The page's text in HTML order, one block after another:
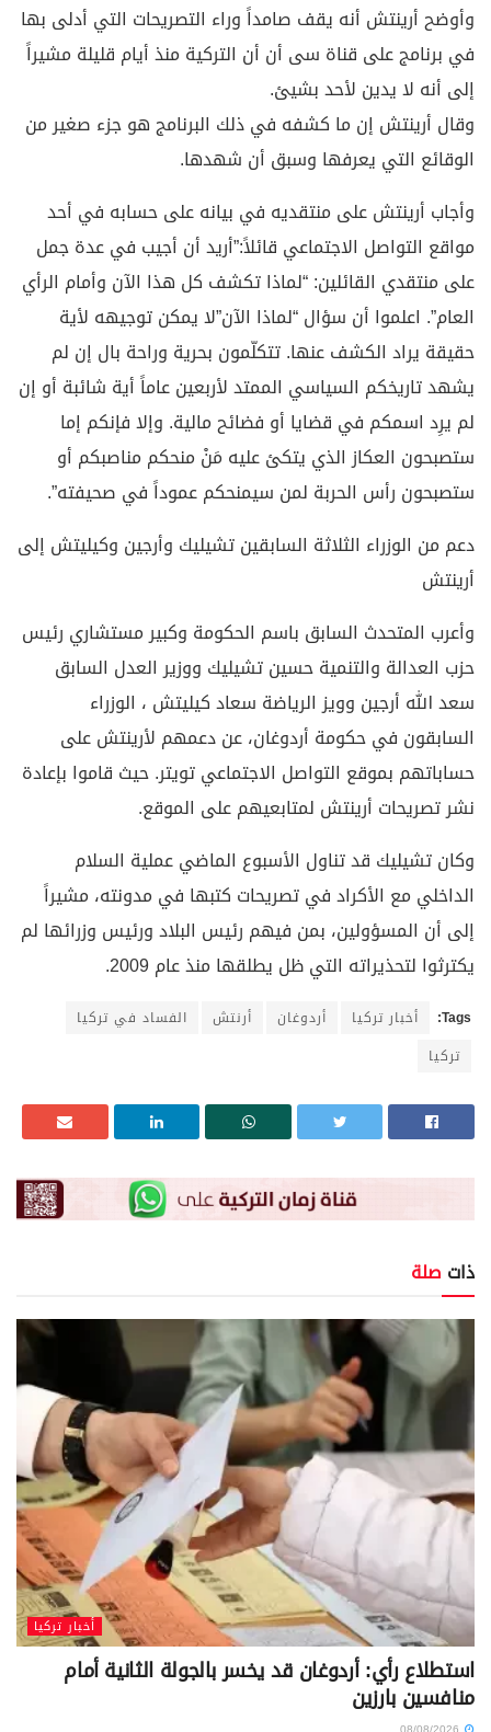
وأوضح أرينتش أنه يقف صامداً وراء التصريحات التي أدلى بها
في برنامج على قناة سى أن أن التركية منذ أيام قليلة مشيراً
إلى أنه لا يدين لأحد بشيئ.
وقال أرينتش إن ما كشفه في ذلك البرنامج هو جزء صغير من
الوقائع التي يعرفها وسبق أن شهدها.
وأجاب أرينتش على منتقديه في بيانه على حسابه في أحد
مواقع التواصل الاجتماعي قائلاً:”أريد أن أجيب في عدة جمل
على منتقدي القائلين: “لماذا تكشف كل هذا الآن وأمام الرأي
العام”. اعلموا أن سؤال “لماذا الآن”لا يمكن توجيهه لأية
حقيقة يراد الكشف عنها. تتكلّمون بحرية وراحة بال إن لم
يشهد تاريخكم السياسي الممتد لأربعين عاماً أية شائبة أو إن
لم يرِد اسمكم في قضايا أو فضائح مالية. وإلا فإنكم إما
ستصبحون العكاز الذي يتكئ عليه مَنْ منحكم مناصبكم أو
ستصبحون رأس الحربة لمن سيمنحكم عموداً في صحيفته”.
دعم من الوزراء الثلاثة السابقين تشيليك وأرجين وكيليتش إلى
أرينتش
وأعرب المتحدث السابق باسم الحكومة وكبير مستشاري رئيس
حزب العدالة والتنمية حسين تشيليك ووزير العدل السابق
سعد الله أرجين وويز الرياضة سعاد كيليتش ، الوزراء
السابقون في حكومة أردوغان، عن دعمهم لأرينتش على
حساباتهم بموقع التواصل الاجتماعي تويتر. حيث قاموا بإعادة
نشر تصريحات أرينتش لمتابعيهم على الموقع.
وكان تشيليك قد تناول الأسبوع الماضي عملية السلام
الداخلي مع الأكراد في تصريحات كتبها في مدونته، مشيراً
إلى أن المسؤولين، بمن فيهم رئيس البلاد ورئيس وزرائها لم
يكترثوا لتحذيراته التي ظل يطلقها منذ عام 2009.
Tags: أخبار تركيا أردوغان أرنتش
الفساد في تركيا
تركيا
ذات صلة
أخبار تركيا
استطلاع رأي: أردوغان قد يخسر بالجولة الثانية أمام
منافسين بارزين